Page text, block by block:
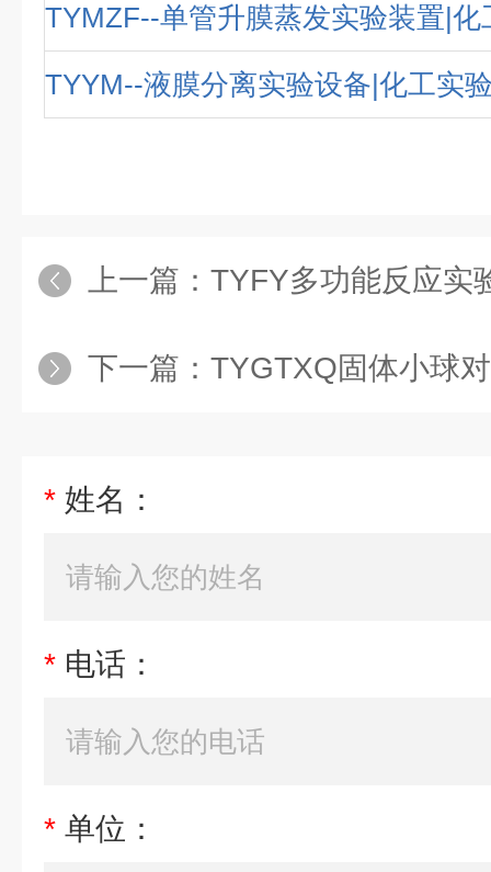
TYMZF--单管升膜蒸发实验装置|化
TYYM--液膜分离实验设备|化工实
上一篇： TYFY多功能反应实
下一篇： TYGTXQ固体小球对流传热
* 姓名：
* 电话：
* 单位：